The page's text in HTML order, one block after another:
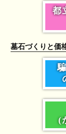
都
墓石づくりと価
(